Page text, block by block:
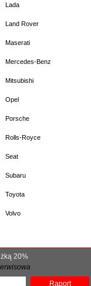
Lada
Land Rover
Maserati
Mercedes-Benz
Mitsubishi
Opel
Porsche
Rolls-Royce
Seat
Subaru
Toyota
Volvo
20%
Raport